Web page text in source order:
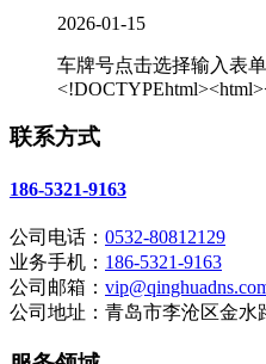
2026-01-15
车牌号点击选择输入表
联系方式
186-5321-9163
公司电话： 0532-80812129
业务手机： 186-5321-9163
公司邮箱：
公司地址：青岛市李沧区金水